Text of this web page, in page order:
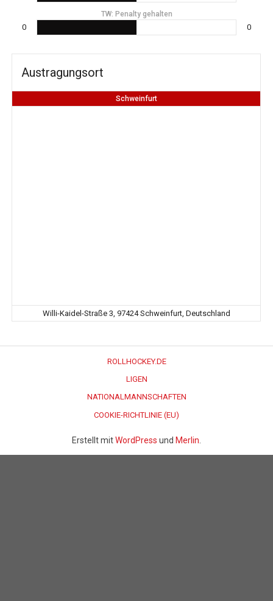
TW: Penalty gehalten
0 0
Austragungsort
Schweinfurt
Willi-Kaidel-Straße 3, 97424 Schweinfurt, Deutschland
ROLLHOCKEY.DE
LIGEN
NATIONALMANNSCHAFTEN
COOKIE-RICHTLINIE (EU)
Erstellt mitWordPress und Merlin